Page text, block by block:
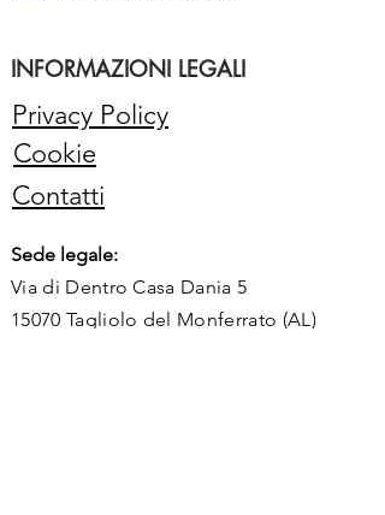
INFORMAZIONI LEGALI
Privacy Policy
Cookie
Contatti
Sede legale:
Via di Dentro Casa Dania 5
15070 Tagliolo del Monferrato (AL)